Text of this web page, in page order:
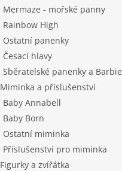
Mermaze - mořské panny
Rainbow High
Ostatní panenky
Česací hlavy
Sběratelské panenky a Barbie
Miminka a příslušenství
Baby Annabell
Baby Born
Ostatní miminka
Příslušenství pro miminka
Figurky a zvířátka